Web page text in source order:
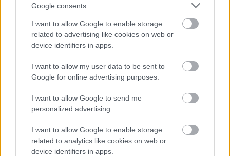
Google consents
I want to allow Google to enable storage
related to advertising like cookies on web or
device identifiers in apps.
I want to allow my user data to be sent to
Google for online advertising purposes.
I want to allow Google to send me
personalized advertising.
I want to allow Google to enable storage
related to analytics like cookies on web or
device identifiers in apps.
A SZOL24 legfrissebb 24 cikke
lezárnak a napokban, a közlekedés az átlagost is meghaladó
mértékben lebénul
Elromlott a biztosítóberendezés a ceglédi vasútvonalon,
alapos késések alakultak ki a menetrendhez képest,
kimaradás is előfordult
Ön szerint hogy készül a hamisítatlan szolnoki habos isler?